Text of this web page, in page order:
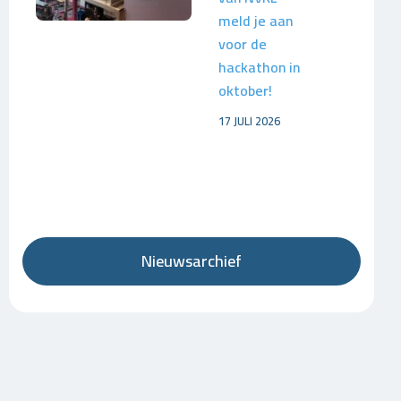
meld je aan
voor de
hackathon in
oktober!
17 JULI 2026
Nieuwsarchief